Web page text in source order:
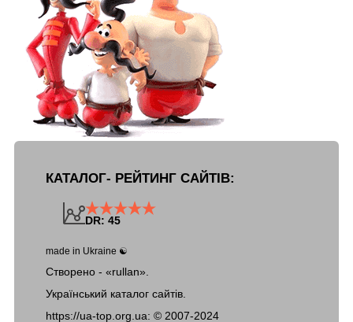
КАТАЛОГ- РЕЙТИНГ САЙТІВ:
DR: 45
made in Ukraine ☯
Створено - «rullan».
Український каталог сайтів.
https://ua-top.org.ua: © 2007-2024